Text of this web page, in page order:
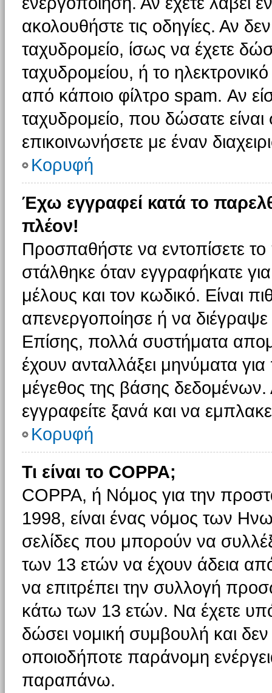
ακολουθήστε τις οδηγίες. Αν
ταχυδρομείο, ίσως να έχετε
ταχυδρομείου, ή το
από κάποιο φίλτρο spam. Αν
ταχυδρομείο, που δώσατε
επικοινωνήσετε με έναν
Κορυφή
Έχω εγγραφεί κατά το
πλέον!
Προσπαθήστε να εντοπίσετε
στάλθηκε όταν εγγραφήκατε
μέλους και τον κωδικό. Είναι
απενεργοποίησε ή να
Επίσης, πολλά συστήματα
έχουν ανταλλάξει μηνύματα
μέγεθος της βάσης
εγγραφείτε ξανά και να
Κορυφή
Τι είναι το COPPA;
COPPA, ή Νόμος για την
1998, είναι ένας νόμος των
σελίδες που μπορούν να
των 13 ετών να έχουν άδεια
να επιτρέπει την συλλογή
κάτω των 13 ετών. Να έχετε
δώσει νομική συμβουλή και δεν
οποιοδήποτε παράνομη
παραπάνω.